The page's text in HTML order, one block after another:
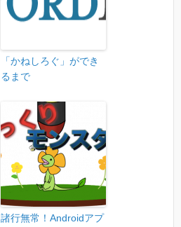
「かねしろぐ」ができ
るまで
諸行無常！Androidアプ